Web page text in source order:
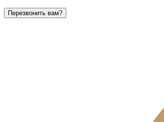
Перезвонить вам?